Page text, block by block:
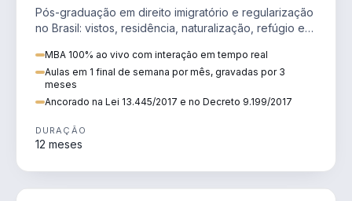
Pós-graduação em direito imigratório e regularização
no Brasil: vistos, residência, naturalização, refúgio e
MBA 100% ao vivo com interação em tempo real
Aulas em 1 final de semana por mês, gravadas por 3
meses
Ancorado na Lei 13.445/2017 e no Decreto 9.199/2017
DURAÇÃO
12 meses